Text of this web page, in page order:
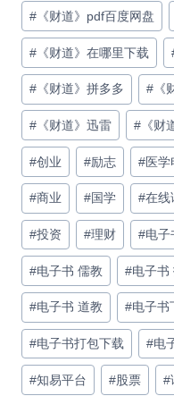
# 《财道》pdf百度网盘
# 《财道》在哪里下载
# 《财道》拼多多 # 《
# 《财道》迅雷 # 《财
#创业 #励志 #医学
#商业 # 国学 #在线
#投资 #理财 #电子
#电子书 儒教 #电子书
#电子书 道教 #电子书
#电子书打包下载 #电
#知易平台 #股票 #